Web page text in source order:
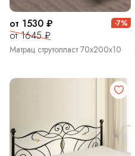
от 1530 ₽
от 1645 ₽
-7%
Матрац струтопласт 70х200х10